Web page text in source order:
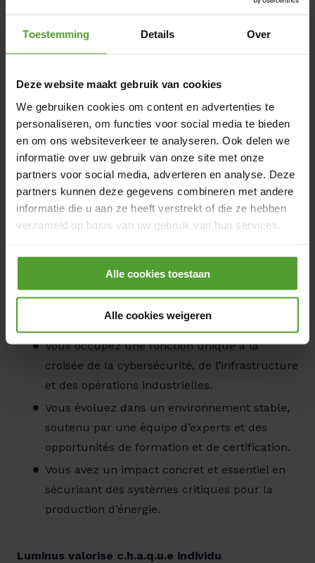
Toestemming Details Over
Deze website maakt gebruik van cookies
We gebruiken cookies om content en advertenties te
personaliseren, om functies voor social media te bieden
en om ons websiteverkeer te analyseren. Ook delen we
informatie over uw gebruik van onze site met onze
partners voor social media, adverteren en analyse. Deze
partners kunnen deze gegevens combineren met andere
informatie die u aan ze heeft verstrekt of die ze hebben
verzameld op basis van uw gebruik van hun services.
Door op de knop “Alle cookies weigeren” te klikken, kunt
u ervoor kiezen om alle cookies te weigeren, behalve de
noodzakelijke cookies. De noodzakelijke cookies zijn
nodig voor het goed functioneren van de website(s) en
Alle cookies toestaan
Alle cookies weigeren
Les avantages de travailler chez Luminus
Le secteur de l’énergie est l’un des plus gratifiants
et d’avantages très attractif :
Rémunération compétitive : Un salaire
attractif en classe 3, plus des chèques-repas.
Assurances et avantages sociaux : Assurance
groupe et couverture hospitalisation pour
frais pharmaceutiques.
Mobilité : Remboursement complet des
transports en commun et indemnité
kilométrique pour les déplacements à vélo.
Vous occupez une fonction unique à la
croisée de la cybersécurité, de l’infrastructure
et des opérations industrielles.
Vous évoluez dans un environnement stable,
soutenu par une équipe d’experts et des
opportunités de formation et de certification.
Vous avez un impact concret et essentiel en
sécurisant des systèmes critiques pour la
production d’énergie.
Luminus valorise c.h.a.q.u.e individu